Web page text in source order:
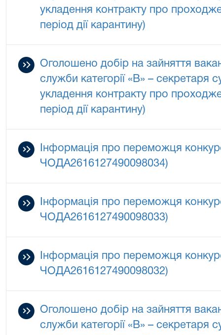
укладення контракту про
період дії карантину)
Оголошено добір на зайняття
служби категорії «В» – секретаря
укладення контракту про
період дії карантину)
Інформація про переможця
ЧОДА2616127490098034)
Інформація про переможця
ЧОДА2616127490098033)
Інформація про переможця
ЧОДА2616127490098032)
Оголошено добір на зайняття
служби категорії «В» – секретаря